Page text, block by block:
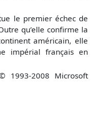
le premier échec de
qu’elle confirme la
américain, elle
impérial français en
1993-2008 Microsoft